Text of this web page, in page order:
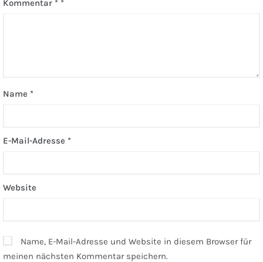
Kommentar *
Name *
E-Mail-Adresse *
Website
Name, E-Mail-Adresse und Website in diesem Browser für
meinen nächsten Kommentar speichern.